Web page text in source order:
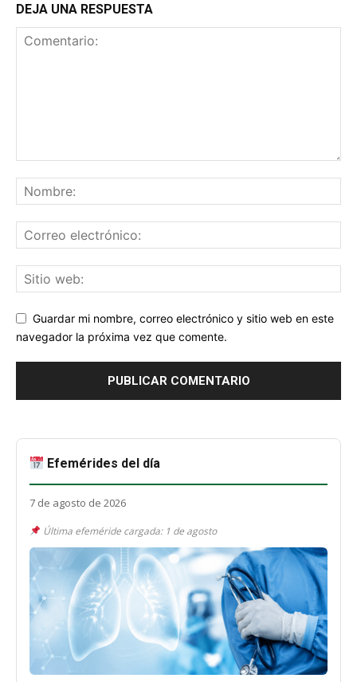
DEJA UNA RESPUESTA
Guardar mi nombre, correo electrónico y sitio web en este
navegador la próxima vez que comente.
Efemérides del día
7 de agosto de 2026
Última efeméride cargada: 1 de agosto